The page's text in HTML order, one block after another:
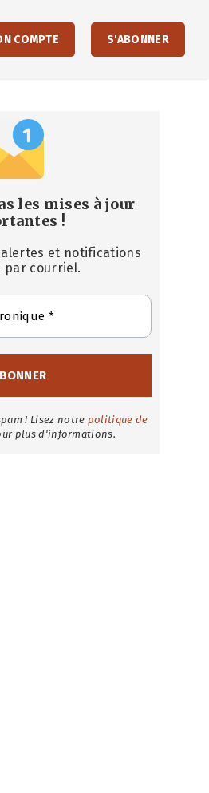
COMPTE S'ABONNER
les mises à jour
!
alertes et notifications
par courriel.
! Lisez notre politique de
plus d'informations.